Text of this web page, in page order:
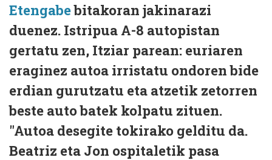
Etengabebitakoran jakinarazi
duenez. Istripua A-8 autopistan
gertatu zen, Itziar parean: euriaren
eraginez autoa irristatu ondoren bide
erdian gurutzatu eta atzetik zetorren
beste auto batek kolpatu zituen.
"Autoa desegite tokirako gelditu da.
Beatriz eta Jon ospitaletik pasa